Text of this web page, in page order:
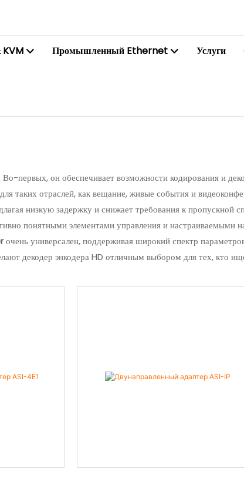
KVM Промышленный Ethernet Услуги
первых, он обеспечивает возможности кодирования и
таких отраслей, как вещание, живые события и
низкую задержку и снижает требования к пропускной
понятными элементами управления и настраиваемыми
очень универсален, поддерживая широкий спектр
декодер энкодера HD отличным выбором для тех, кто